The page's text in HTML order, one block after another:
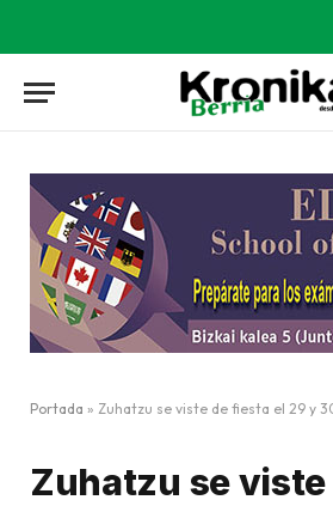
Portada » Zuhatzu se viste de fiesta el 29 y
Zuhatzu se